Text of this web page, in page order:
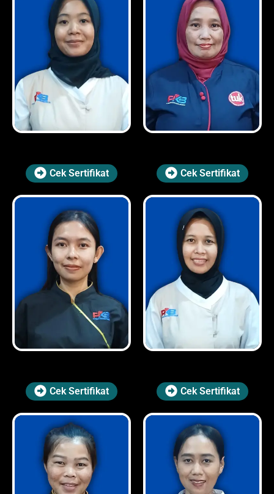
Cek Sertifikat Cek Sertifikat
Cek Sertifikat Cek Sertifikat